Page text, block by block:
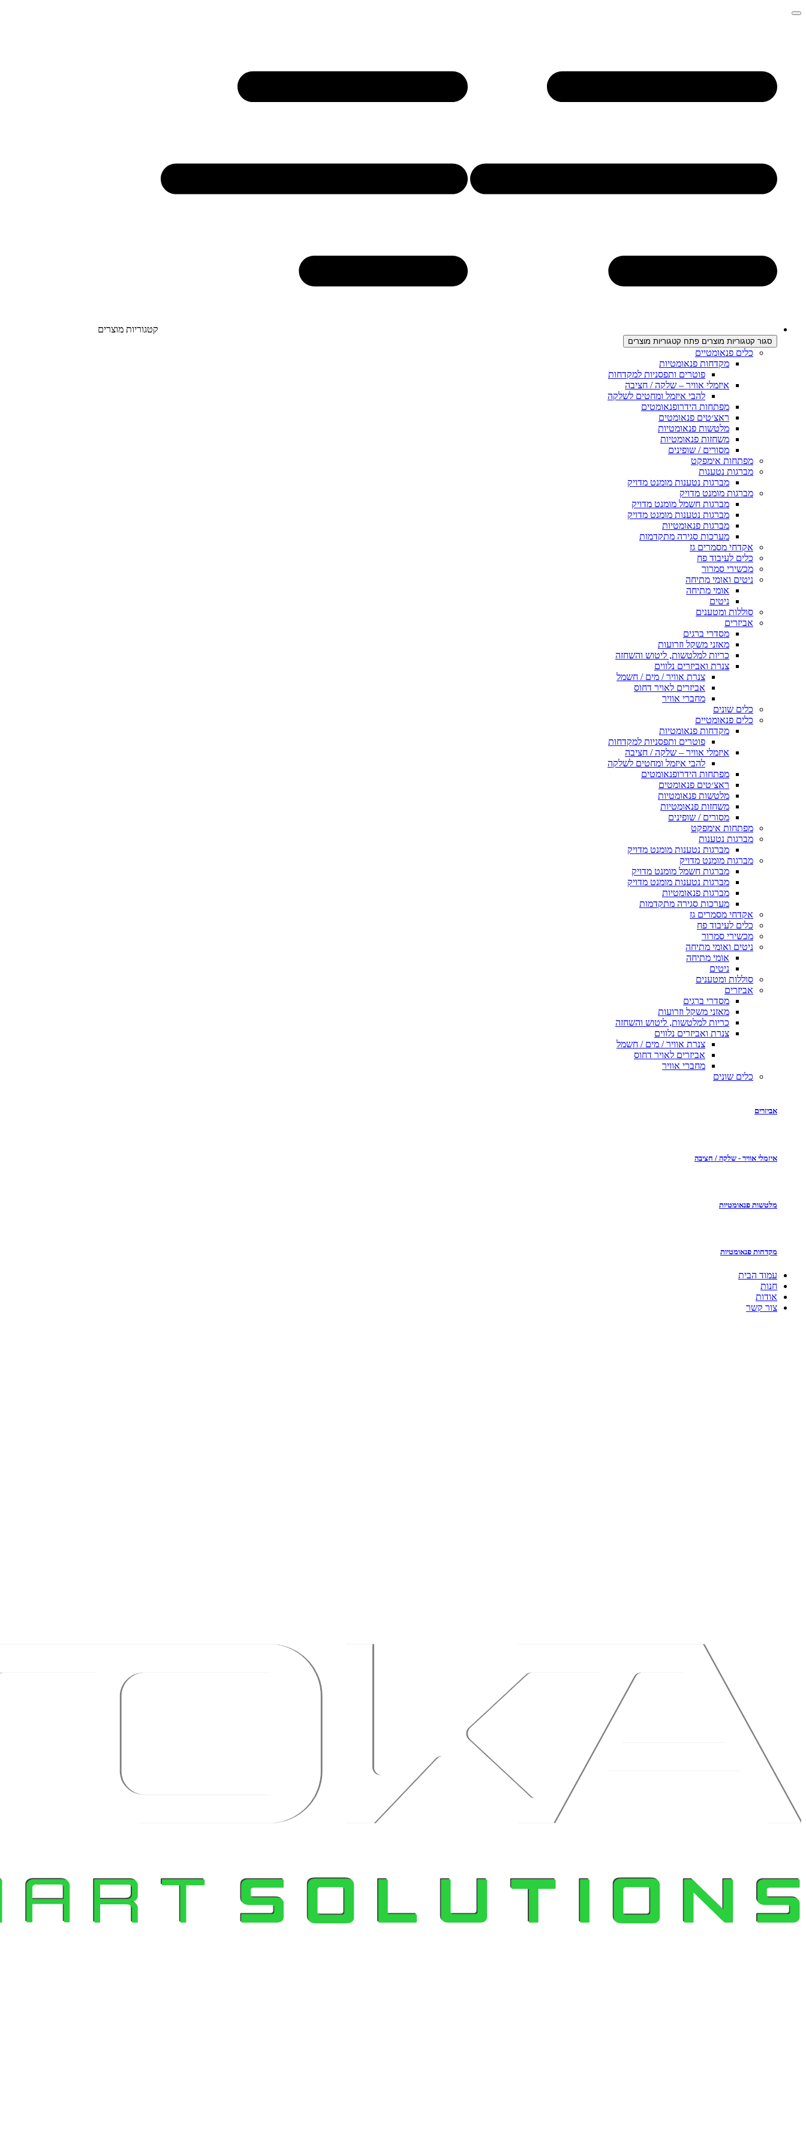
קטגוריות מוצרים
סגור קטגוריות מוצרים פתח קטגוריות מוצרים
כלים פנאומטיים
מקדחות פנאומטיות
פוטרים ותפסניות למקדחות
איזמלי אוויר – שלקה / חציבה
להבי איזמל ומחטים לשלקה
מפתחות הידרופנאומטים
ראצ׳טים פנאומטים
מלטשות פנאומטיות
משחזות פנאומטיות
מסורים / שופינים
מפתחות אימפקט
מברגות נטענות
מברגות נטענות מומנט מדויק
מברגות מומנט מדויק
מברגות חשמל מומנט מדויק
מברגות נטענות מומנט מדויק
מברגות פנאומטיות
מערכות סגירה מתקדמות
אקדחי מסמרים גז
כלים לעיבוד פח
מכשירי סמרור
ניטים ואומי מתיחה
אומי מתיחה
ניטים
סוללות ומטענים
אביזרים
מסדרי ברגים
מאזני משקל וזרועות
כריות למלטשות, ליטוש והשחזה
צנרת ואביזרים נלווים
צנרת אוויר / מים / חשמל
אביזרים לאויר דחוס
מחברי אוויר
כלים שונים
כלים פנאומטיים
מקדחות פנאומטיות
פוטרים ותפסניות למקדחות
איזמלי אוויר – שלקה / חציבה
להבי איזמל ומחטים לשלקה
מפתחות הידרופנאומטים
ראצ׳טים פנאומטים
מלטשות פנאומטיות
משחזות פנאומטיות
מסורים / שופינים
מפתחות אימפקט
מברגות נטענות
מברגות נטענות מומנט מדויק
מברגות מומנט מדויק
מברגות חשמל מומנט מדויק
מברגות נטענות מומנט מדויק
מברגות פנאומטיות
מערכות סגירה מתקדמות
אקדחי מסמרים גז
כלים לעיבוד פח
מכשירי סמרור
ניטים ואומי מתיחה
אומי מתיחה
ניטים
סוללות ומטענים
אביזרים
מסדרי ברגים
מאזני משקל וזרועות
כריות למלטשות, ליטוש והשחזה
צנרת ואביזרים נלווים
צנרת אוויר / מים / חשמל
אביזרים לאויר דחוס
מחברי אוויר
כלים שונים
אביזרים
איזמלי אוויר - שלקה / חציבה
מלטשות פנאומטיות
מקדחות פנאומטיות
עמוד הבית
חנות
אודות
צור קשר